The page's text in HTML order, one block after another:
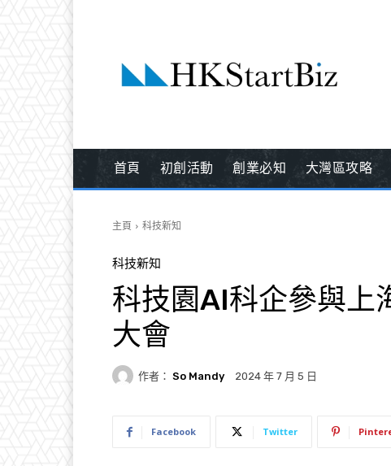
首頁 初創活動 創業必知 大灣區攻略
主頁 科技新知
科技新知
科技園AI科企參與
大會
作者： So Mandy 2024 年 7 月 5 日
Facebook Twitter